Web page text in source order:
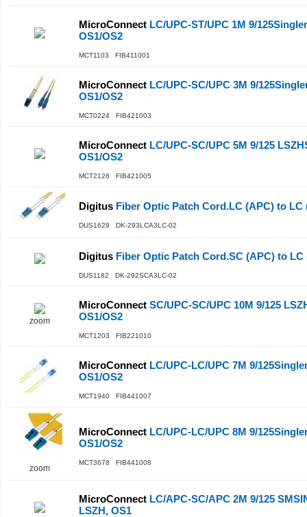
MicroConnect LC/UPC-ST/UPC 1M 9/
OS1/OS2
MCT1103 FIB411001
MicroConnect LC/UPC-SC/UPC 3M 9/
OS1/OS2
MCT0224 FIB421003
MicroConnect LC/UPC-SC/UPC 5M 9/125
OS1/OS2
MCT2126 FIB421005
Digitus Fiber Optic Patch Cord.LC (APC) to LC
DUS1629 DK-293LCA3LC-02
Digitus Fiber Optic Patch Cord.SC (APC) to LC
DUS1182 DK-292SCA3LC-02
zoom
MicroConnect SC/UPC-SC/UPC 10M 9/125
OS1/OS2
MCT1203 FIB221010
MicroConnect LC/UPC-LC/UPC 7M 9/
OS1/OS2
MCT1940 FIB441007
zoom
MicroConnect LC/UPC-LC/UPC 8M 9/
OS1/OS2
MCT3678 FIB441008
MicroConnect LC/APC-SC/APC 2M 9/125
LSZH, OS1